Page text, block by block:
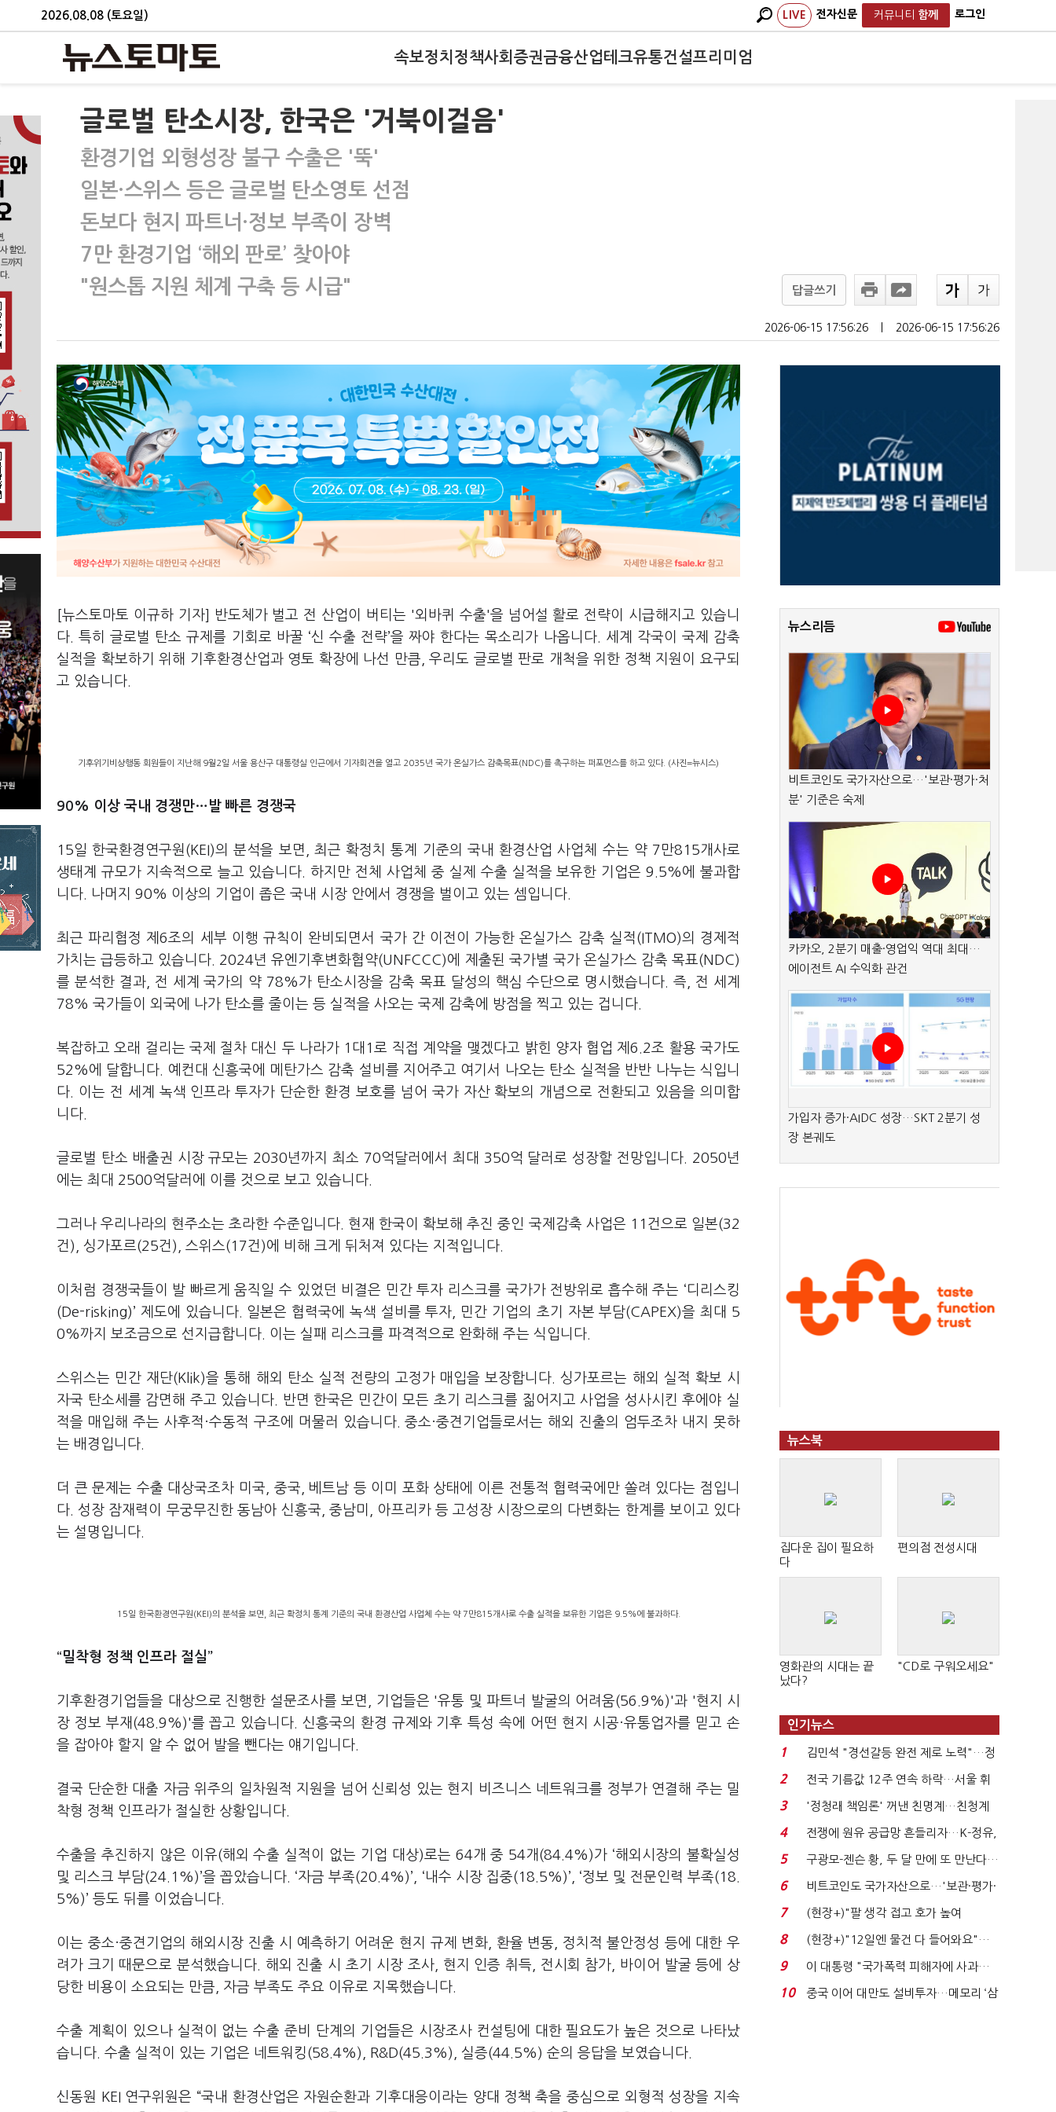
2026.08.08 (토요일) LIVE 전자신문 커뮤니티 함께 로그인
속보정치 정책사회 증권금융산업테크유통건설프리미엄
글로벌 탄소시장, 한국은 '거북이걸음'
환경기업 외형성장 불구 수출은 '뚝'
일본·스위스 등은 글로벌 탄소영토 선점
돈보다 현지 파트너·정보 부족이 장벽
7만 환경기업 ‘해외 판로’ 찾아야
"원스톱 지원 체계 구축 등 시급"
답글쓰기
2026-06-15 17:56:26 2026-06-15 17:56:26
[뉴스토마토 이규하 기자] 반도체가 벌고 전 산업이 버티는 '외바퀴 수출'을 넘어설 활로 전략이 시급해지고 있습니
다. 특히 글로벌 탄소 규제를 기회로 바꿀 ‘신 수출 전략’을 짜야 한다는 목소리가 나옵니다. 세계 각국이 국제 감축
실적을 확보하기 위해 기후환경산업과 영토 확장에 나선 만큼, 우리도 글로벌 판로 개척을 위한 정책 지원이 요구되
고 있습니다.
기후위기비상행동 회원들이 지난해 9월2일 서울 용산구 대통령실 인근에서 기자회견을 열고 2035년 국가 온실가스 감축목표(NDC)를 촉구하는 퍼포먼스를 하고 있다. (사진=뉴시스)
90% 이상 국내 경쟁만…발 빠른 경쟁국
15일 한국환경연구원(KEI)의 분석을 보면, 최근 확정치 통계 기준의 국내 환경산업 사업체 수는 약 7만815개사로
생태계 규모가 지속적으로 늘고 있습니다. 하지만 전체 사업체 중 실제 수출 실적을 보유한 기업은 9.5%에 불과합
니다. 나머지 90% 이상의 기업이 좁은 국내 시장 안에서 경쟁을 벌이고 있는 셈입니다.
최근 파리협정 제6조의 세부 이행 규칙이 완비되면서 국가 간 이전이 가능한 온실가스 감축 실적(ITMO)의 경제적
가치는 급등하고 있습니다. 2024년 유엔기후변화협약(UNFCCC)에 제출된 국가별 국가 온실가스 감축 목표(NDC)
를 분석한 결과, 전 세계 국가의 약 78%가 탄소시장을 감축 목표 달성의 핵심 수단으로 명시했습니다. 즉, 전 세계
78% 국가들이 외국에 나가 탄소를 줄이는 등 실적을 사오는 국제 감축에 방점을 찍고 있는 겁니다.
복잡하고 오래 걸리는 국제 절차 대신 두 나라가 1대1로 직접 계약을 맺겠다고 밝힌 양자 협업 제6.2조 활용 국가도
52%에 달합니다. 예컨대 신흥국에 메탄가스 감축 설비를 지어주고 여기서 나오는 탄소 실적을 반반 나누는 식입니
다. 이는 전 세계 녹색 인프라 투자가 단순한 환경 보호를 넘어 국가 자산 확보의 개념으로 전환되고 있음을 의미합
니다.
글로벌 탄소 배출권 시장 규모는 2030년까지 최소 70억달러에서 최대 350억 달러로 성장할 전망입니다. 2050년
에는 최대 2500억달러에 이를 것으로 보고 있습니다.
그러나 우리나라의 현주소는 초라한 수준입니다. 현재 한국이 확보해 추진 중인 국제감축 사업은 11건으로 일본(32
건), 싱가포르(25건), 스위스(17건)에 비해 크게 뒤처져 있다는 지적입니다.
이처럼 경쟁국들이 발 빠르게 움직일 수 있었던 비결은 민간 투자 리스크를 국가가 전방위로 흡수해 주는 ‘디리스킹
(De-risking)’ 제도에 있습니다. 일본은 협력국에 녹색 설비를 투자, 민간 기업의 초기 자본 부담(CAPEX)을 최대 5
0%까지 보조금으로 선지급합니다. 이는 실패 리스크를 파격적으로 완화해 주는 식입니다.
스위스는 민간 재단(Klik)을 통해 해외 탄소 실적 전량의 고정가 매입을 보장합니다. 싱가포르는 해외 실적 확보 시
자국 탄소세를 감면해 주고 있습니다. 반면 한국은 민간이 모든 초기 리스크를 짊어지고 사업을 성사시킨 후에야 실
적을 매입해 주는 사후적·수동적 구조에 머물러 있습니다. 중소·중견기업들로서는 해외 진출의 엄두조차 내지 못하
는 배경입니다.
더 큰 문제는 수출 대상국조차 미국, 중국, 베트남 등 이미 포화 상태에 이른 전통적 협력국에만 쏠려 있다는 점입니
다. 성장 잠재력이 무궁무진한 동남아 신흥국, 중남미, 아프리카 등 고성장 시장으로의 다변화는 한계를 보이고 있다
는 설명입니다.
15일 한국환경연구원(KEI)의 분석을 보면, 최근 확정치 통계 기준의 국내 환경산업 사업체 수는 약 7만815개사로 수출 실적을 보유한 기업은 9.5%에 불과하다.
“밀착형 정책 인프라 절실”
기후환경기업들을 대상으로 진행한 설문조사를 보면, 기업들은 '유통 및 파트너 발굴의 어려움(56.9%)'과 '현지 시
장 정보 부재(48.9%)'를 꼽고 있습니다. 신흥국의 환경 규제와 기후 특성 속에 어떤 현지 시공·유통업자를 믿고 손
을 잡아야 할지 알 수 없어 발을 뺀다는 얘기입니다.
결국 단순한 대출 자금 위주의 일차원적 지원을 넘어 신뢰성 있는 현지 비즈니스 네트워크를 정부가 연결해 주는 밀
착형 정책 인프라가 절실한 상황입니다.
수출을 추진하지 않은 이유(해외 수출 실적이 없는 기업 대상)로는 64개 중 54개(84.4%)가 ‘해외시장의 불확실성
및 리스크 부담(24.1%)’을 꼽았습니다. ‘자금 부족(20.4%)’, ‘내수 시장 집중(18.5%)’, ‘정보 및 전문인력 부족(18.
5%)’ 등도 뒤를 이었습니다.
이는 중소·중견기업의 해외시장 진출 시 예측하기 어려운 현지 규제 변화, 환율 변동, 정치적 불안정성 등에 대한 우
려가 크기 때문으로 분석했습니다. 해외 진출 시 초기 시장 조사, 현지 인증 취득, 전시회 참가, 바이어 발굴 등에 상
당한 비용이 소요되는 만큼, 자금 부족도 주요 이유로 지목했습니다.
수출 계획이 있으나 실적이 없는 수출 준비 단계의 기업들은 시장조사 컨설팅에 대한 필요도가 높은 것으로 나타났
습니다. 수출 실적이 있는 기업은 네트워킹(58.4%), R&D(45.3%), 실증(44.5%) 순의 응답을 보였습니다.
신동원 KEI 연구위원은 “국내 환경산업은 자원순환과 기후대응이라는 양대 정책 축을 중심으로 외형적 성장을 지속
뉴스리듬
비트코인도 국가자산으로…'보관·평가·처
분' 기준은 숙제
카카오, 2분기 매출·영업익 역대 최대…
에이전트 AI 수익화 관건
가입자 증가·AIDC 성장…SKT 2분기 성
장 본궤도
뉴스북
집다운 집이 필요하
다
편의점 전성시대
영화관의 시대는 끝
났다?
"CD로 구워오세요"
인기뉴스
1
김민석 "경선갈등 완전 제로 노력"…정
청래 "반명 공세 사...
2
전국 기름값 12주 연속 하락…서울 휘
발윳값 1909원...
3
'정청래 책임론' 꺼낸 친명계…친청계
는 추가투표 때리기...
4
전쟁에 원유 공급망 흔들리자…K-정유,
에너지안보 핵심...
5
구광모-젠슨 황, 두 달 만에 또 만난다…
로봇·AI 등 논...
6
비트코인도 국가자산으로…'보관·평가·
처분' 기준은 ...
7
(현장+)"팔 생각 접고 호가 높여
요"…'덜 똘똘한 한 채' 20...
8
(현장+)"12일엔 물건 다 들어와요"…
빈 매대 채우며 문 연 ...
9
이 대통령 "국가폭력 피해자에 사과…
적극적 조사로 진...
10
중국 이어 대만도 설비투자…메모리 ‘삼